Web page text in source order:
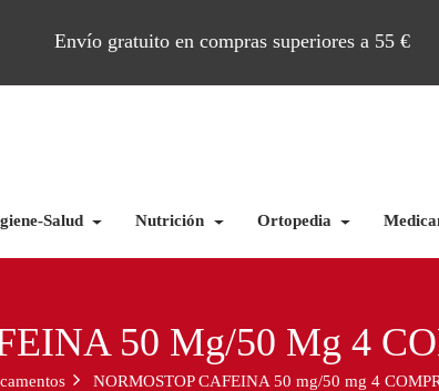
Envío gratuito en compras superiores a 55 €
Salud Nutrición Ortopedia
50 Mg/50 Mg 4
NORMOSTOP CAFEINA 50 mg/50 mg 4